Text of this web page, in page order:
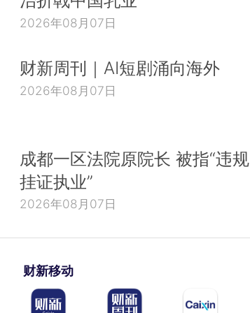
2026年08月07日
财新周刊｜AI短剧涌向海外
2026年08月07日
成都一区法院原院长 被指“违规
挂证执业”
2026年08月07日
财新移动